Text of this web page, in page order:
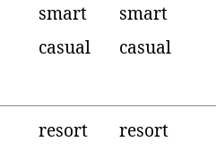
smart
casual
smart
casual
resort
resort